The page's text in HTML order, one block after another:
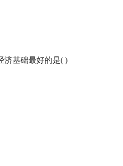
济基础最好的是( )